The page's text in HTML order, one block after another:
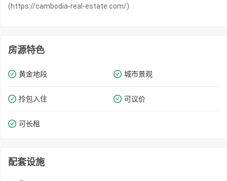
(https://cambodia-real-estate.com/)
房源特色
黄金地段 城市景观
拎包入住 可议价
可长租
配套设施